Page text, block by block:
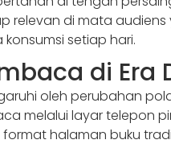
di mata
setiap hari.
di Era
oleh perubahan
melalui layar telepon
halaman buku